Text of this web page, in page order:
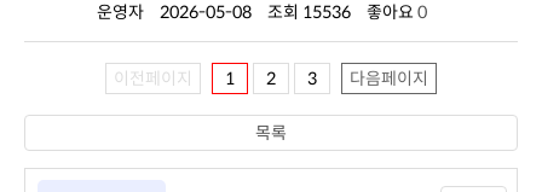
운영자
2026-05-08 조회 15536 좋아요 0
이전페이지 1 2 3 다음페이지
목록